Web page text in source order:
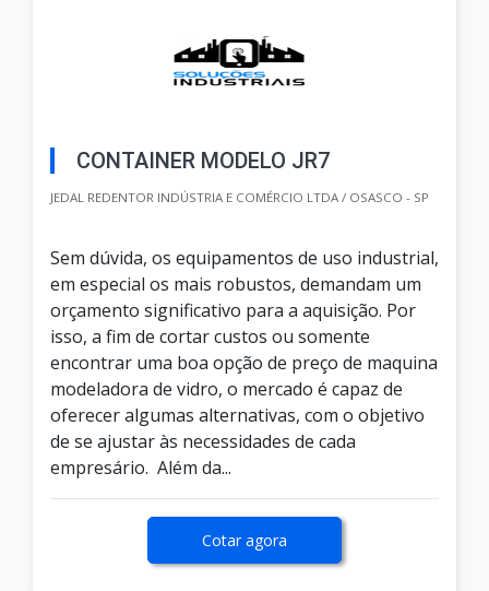
CONTAINER MODELO JR7
JEDAL REDENTOR INDÚSTRIA E COMÉRCIO LTDA / OSASCO - SP
Sem dúvida, os equipamentos de uso industrial,
em especial os mais robustos, demandam um
orçamento significativo para a aquisição. Por
isso, a fim de cortar custos ou somente
encontrar uma boa opção de preço de maquina
modeladora de vidro, o mercado é capaz de
oferecer algumas alternativas, com o objetivo
de se ajustar às necessidades de cada
empresário. Além da...
Cotar agora